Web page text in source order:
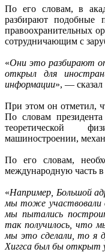
По его словам, в
разбирают подобные
правоохранительных
сотрудничающим с
«Они это разбирают
открыл для
информации», —
При этом он отметил,
По словам
теоретической
машиностроении,
По его словам,
международную часть
«Например, Большой
мы тоже участвовали
мы пытались
так получилось, что
мы это сделали, то я
Хиггса был бы открыт